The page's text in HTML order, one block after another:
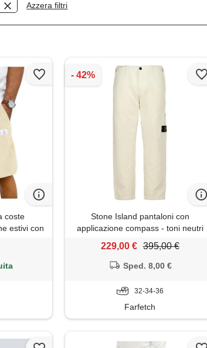
Azzera filtri
coste
estivi con
Stone Island pantaloni con
applicazione compass - toni neutri
229,00 € 395,00 €
Sped. 8,00 €
32-34-36
Farfetch